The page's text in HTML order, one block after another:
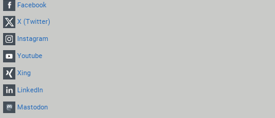
Facebook
X (Twitter)
Instagram
Youtube
Xing
LinkedIn
Mastodon